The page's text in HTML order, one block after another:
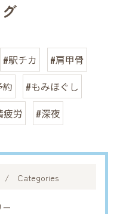
#駅チカ
#肩甲骨
約
#もみほぐし
疲労 #深夜
Categories